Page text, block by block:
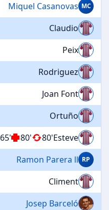
Miquel Casanovas MC
Claudio
Peix
Rodriguez
Joan Font
Ortuño
65'
80' 80'Esteve
Ramon Parera ll RP
Climent
Josep Barceló